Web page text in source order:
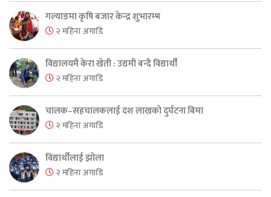
गल्याङमा कृषि बजार केन्द्र शुभारम्भ
२ महिना अगाडि
विद्यालयमै केरा खेती : उद्यमी बन्दै विद्यार्थी
२ महिना अगाडि
चालक–सहचालकलाई दश लाखको दुर्घटना बिमा
२ महिना अगाडि
विद्यार्थीलाई झोला
२ महिना अगाडि